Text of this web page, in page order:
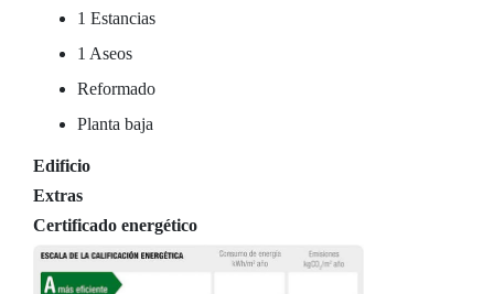
1 Estancias
1 Aseos
Reformado
Planta baja
Edificio
Extras
Certificado energético